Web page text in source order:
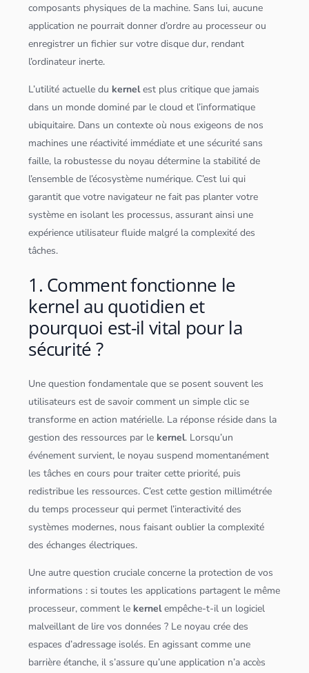
composants physiques de la machine. Sans lui, aucune
application ne pourrait donner d’ordre au processeur ou
enregistrer un fichier sur votre disque dur, rendant
l’ordinateur inerte.
L’utilité actuelle du kernelest plus critique que jamais
dans un monde dominé par lecloud et l’informatique
ubiquitaire. Dans un contexte où nous exigeons de nos
machines une réactivité immédiate et une sécurité sans
faille, la robustesse du noyau détermine la stabilité de
l’ensemble de l’écosystème numérique. C’est lui qui
garantit que votre navigateur ne fait pas planter votre
système en isolant les processus, assurant ainsi une
expérience utilisateur fluide malgré la complexité des
tâches.
1. Comment fonctionne le
kernel au quotidien et
pourquoi est-il vital pour la
sécurité ?
Une question fondamentale que se posent souvent les
utilisateurs est de savoir comment un simple clic se
transforme en action matérielle. La réponse réside dans la
gestion des ressources par le kernel. Lorsqu’un
événement survient, le noyau suspend momentanément
les tâches en cours pour traiter cette priorité, puis
redistribue les ressources. C’est cette gestion millimétrée
du temps processeur qui permet l’interactivité des
systèmes modernes, nous faisant oublier la complexité
des échanges électriques.
Une autre question cruciale concerne la protection de vos
informations : si toutes lesapplications partagent le même
processeur, comment le kernelempêche-t-il un logiciel
malveillant de lire vosdonnées ? Le noyau crée des
espaces d’adressage isolés. En agissant comme une
barrière étanche, il s’assure qu’uneapplication n’a accès